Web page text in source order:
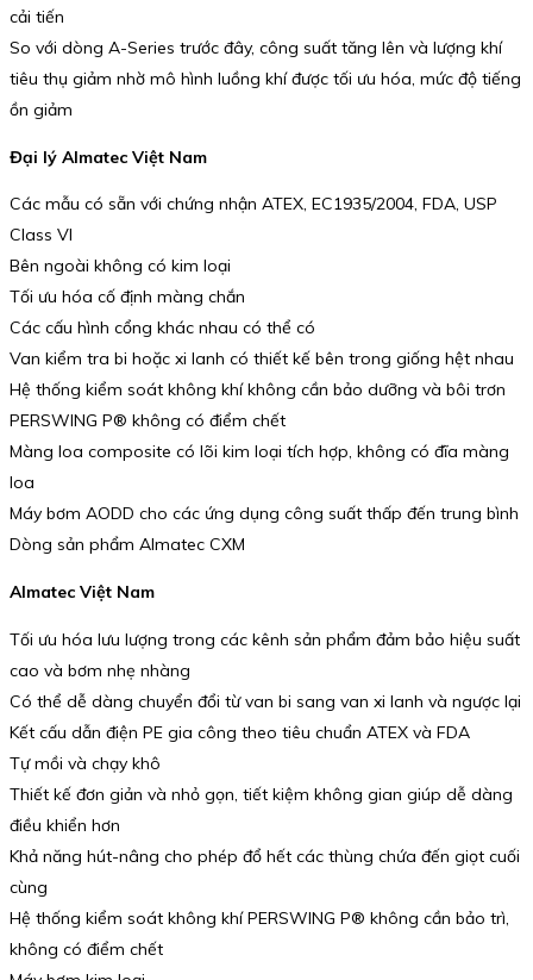
cải tiến
So với dòng A-Series trước đây, công suất tăng lên và lượng khí
tiêu thụ giảm nhờ mô hình luồng khí được tối ưu hóa, mức độ tiếng
ồn giảm
Đại lý Almatec Việt Nam
Các mẫu có sẵn với chứng nhận ATEX, EC1935/2004, FDA, USP
Class VI
Bên ngoài không có kim loại
Tối ưu hóa cố định màng chắn
Các cấu hình cổng khác nhau có thể có
Van kiểm tra bi hoặc xi lanh có thiết kế bên trong giống hệt nhau
Hệ thống kiểm soát không khí không cần bảo dưỡng và bôi trơn
PERSWING P® không có điểm chết
Màng loa composite có lõi kim loại tích hợp, không có đĩa màng
loa
Máy bơm AODD cho các ứng dụng công suất thấp đến trung bình
Dòng sản phẩm Almatec CXM
Almatec Việt Nam
Tối ưu hóa lưu lượng trong các kênh sản phẩm đảm bảo hiệu suất
cao và bơm nhẹ nhàng
Có thể dễ dàng chuyển đổi từ van bi sang van xi lanh và ngược lại
Kết cấu dẫn điện PE gia công theo tiêu chuẩn ATEX và FDA
Tự mồi và chạy khô
Thiết kế đơn giản và nhỏ gọn, tiết kiệm không gian giúp dễ dàng
điều khiển hơn
Khả năng hút-nâng cho phép đổ hết các thùng chứa đến giọt cuối
cùng
Hệ thống kiểm soát không khí PERSWING P® không cần bảo trì,
không có điểm chết